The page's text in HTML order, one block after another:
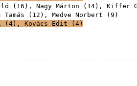
( 16 ), Nagy Márton ( 14), Kiffer
Tamás ( 12 ), Medve Norbert ( 9
( 4 ), Kovács Edit ( 4 )